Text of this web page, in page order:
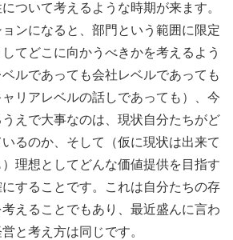
ついて考えるような時期が来ます。
ンになると、部門という範囲に限定
てどこに向かうべきかを考えるよう
ルであっても会社レベルであっても
ャリアレベルの話しであっても）、今
えで大事なのは、現状自分たちがど
るのか、そして（仮に現状は出来て
理想としてどんな価値提供を目指す
することです。これは自分たちの存
えることでもあり、最近盛んに言わ
と考え方は同じです。